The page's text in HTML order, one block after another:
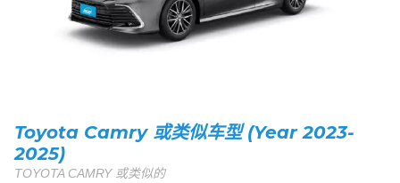
Toyota Camry 或类似车型 (Year 2023-
2025)
TOYOTA CAMRY 或类似的